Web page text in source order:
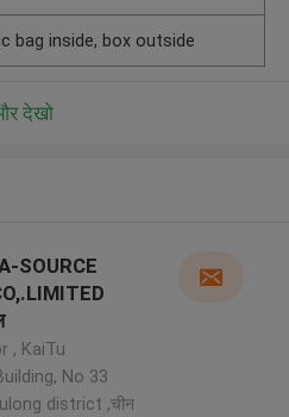
bag inside, box outside
देखो
SOURCE
, KaiTu
No 33
district ,चीन